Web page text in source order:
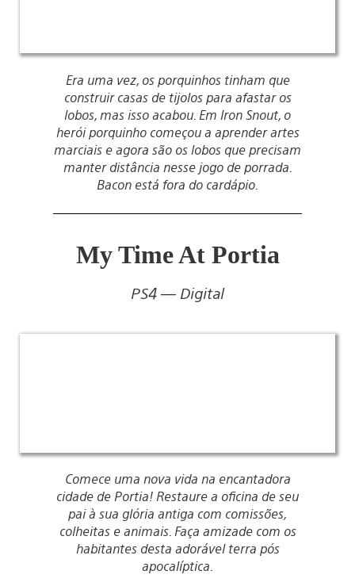
Era uma vez, os porquinhos tinham que
construir casas de tijolos para afastar os
lobos, mas isso acabou. Em Iron Snout, o
herói porquinho começou a aprender artes
marciais e agora são os lobos que precisam
manter distância nesse jogo de porrada.
Bacon está fora do cardápio.
My Time At Portia
PS4 — Digital
Comece uma nova vida na encantadora
cidade de Portia! Restaure a oficina de seu
pai à sua glória antiga com comissões,
colheitas e animais. Faça amizade com os
habitantes desta adorável terra pós
apocalíptica.